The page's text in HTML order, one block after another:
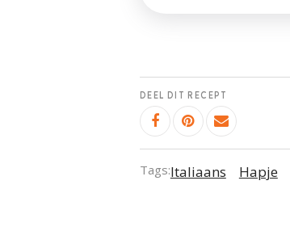
DEEL DIT RECEPT
Tags:Italiaans Hapje